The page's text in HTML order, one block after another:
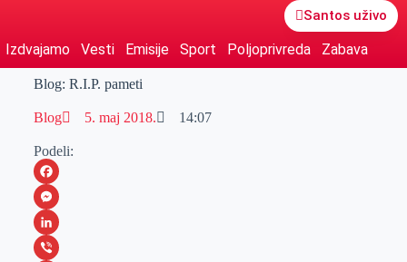
Santos uživo
Izdvajamo Vesti Emisije Sport Poljoprivreda Zabava
Blog: R.I.P. pameti
Blog 5. maj 2018. 14:07
Podeli:
F
a
c
M
eL